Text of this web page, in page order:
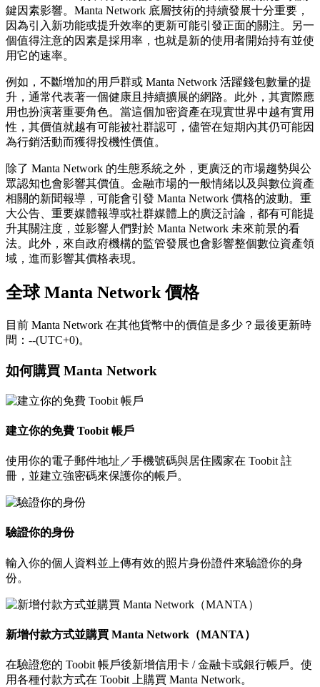
鍵因素影響。Manta Network 底層技術的持續發展十分重要，
因為引入新功能或提升效率的更新可能引發正面的關注。另一
個值得注意的因素是採用率，也就是新的使用者開始持有並使
用它的速率。
例如，不斷增加的用戶群或 Manta Network 活躍錢包數量的提
升，通常代表著一個健康且持續擴展的網路。此外，其實際應
用也扮演著重要角色。當這個加密資產在現實世界中越有實用
性，其價值就越有可能被社群認可，儘管在短期內其仍可能因
為行銷活動而獲得投機性價值。
除了 Manta Network 的生態系統之外，更廣泛的市場趨勢與公
眾認知也會影響其價值。金融市場的一般情緒以及與數位資產
相關的新聞報導，可能會引發 Manta Network 價格的波動。重
大公告、重要媒體報導或社群媒體上的廣泛討論，都有可能提
升其關注度，並影響人們對於 Manta Network 未來前景的看
法。此外，來自政府機構的監管發展也會影響整個數位資產領
域，進而影響其價格表現。
全球 Manta Network 價格
目前 Manta Network 在其他貨幣中的價值是多少？最後更新時
間：--(UTC+0)。
如何購買 Manta Network
建立你的免費 Toobit 帳戶
使用你的電子郵件地址／手機號碼與居住國家在 Toobit 註
冊，並建立強密碼來保護你的帳戶。
驗證你的身份
輸入你的個人資料並上傳有效的照片身份證件來驗證你的身
份。
新增付款方式並購買 Manta Network（MANTA）
在驗證您的 Toobit 帳戶後新增信用卡 / 金融卡或銀行帳戶。使
用各種付款方式在 Toobit 上購買 Manta Network。